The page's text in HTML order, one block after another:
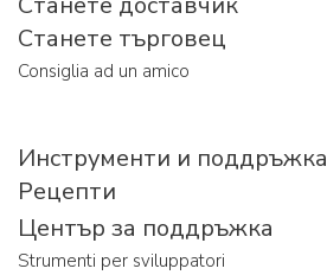
Станете търговец
Consiglia ad un amico
Инструменти и поддръжка
Рецепти
Център за поддръжка
Strumenti per sviluppatori